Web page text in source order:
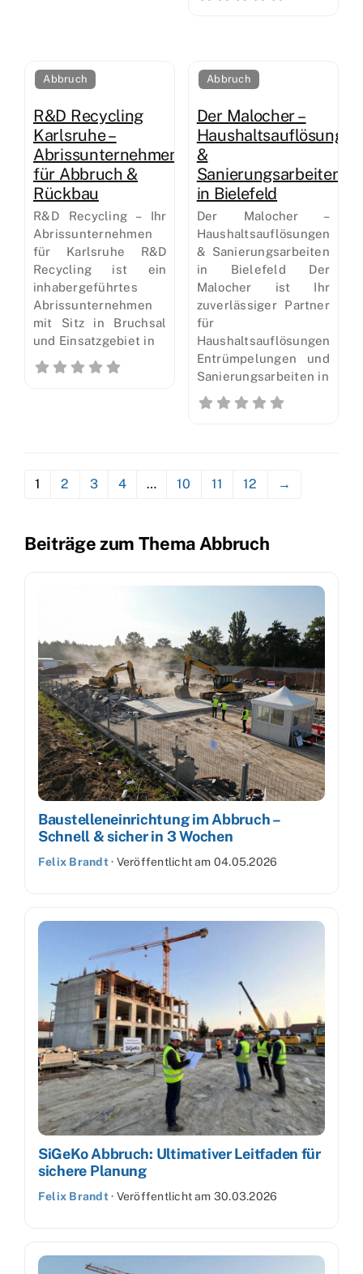
Abbruch
R&D Recycling
Karlsruhe –
Abrissunternehmen
für Abbruch &
Rückbau
R&D Recycling – Ihr
Abrissunternehmen
für Karlsruhe R&D
Recycling ist ein
inhabergeführtes
Abrissunternehmen
mit Sitz in Bruchsal
und Einsatzgebiet in
Abbruch
Der Malocher –
Haushaltsauflösungen
&
Sanierungsarbeiten
in Bielefeld
Der Malocher –
Haushaltsauflösungen
& Sanierungsarbeiten
in Bielefeld Der
Malocher ist Ihr
zuverlässiger Partner
für
Haushaltsauflösungen,
Entrümpelungen und
Sanierungsarbeiten in
1 2 3 4 … 10 11 12 →
Beiträge zum Thema Abbruch
Baustelleneinrichtung im Abbruch –
Schnell & sicher in 3 Wochen
Felix Brandt· Veröffentlicht am 04.05.2026
SiGeKo Abbruch: Ultimativer Leitfaden für
sichere Planung
Felix Brandt· Veröffentlicht am 30.03.2026